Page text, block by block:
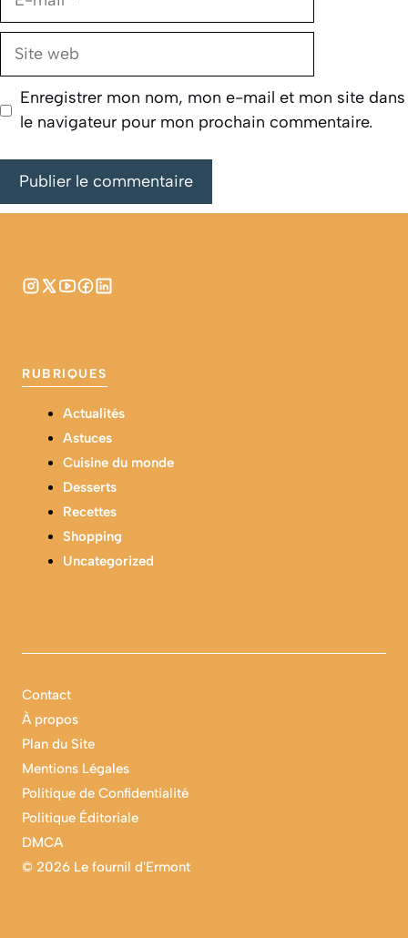
Site
Enregistrer mon nom, mon e-mail et mon site dans
le navigateur pour mon prochain commentaire.
RUBRIQUES
Actualités
Astuces
Cuisine du monde
Desserts
Recettes
Shopping
Uncategorized
© 2026 Le fournil d'Ermont
Contact
À propos
Plan du Site
Mentions Légales
Politique de Confidentialité
Politique Éditoriale
DMCA